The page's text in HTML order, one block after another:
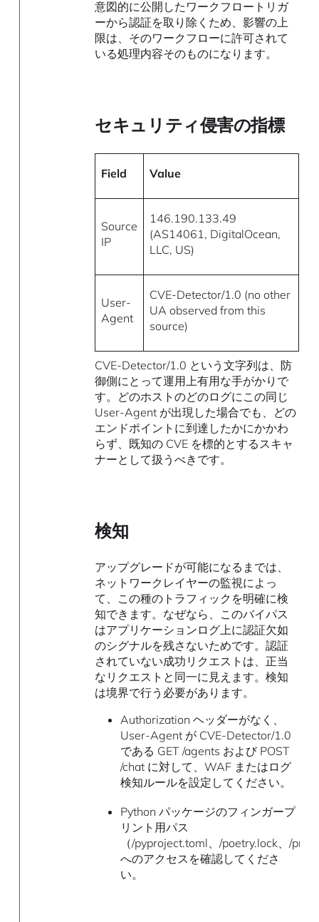
意図的に公開したワークフロートリガ
ーから認証を取り除くため、影響の上
限は、そのワークフローに許可されて
いる処理内容そのものになります。
セキュリティ侵害の指標
Field Value
Source
IP
146.190.133.49
(AS14061, DigitalOcean,
LLC, US)
User-
Agent
CVE-Detector/1.0 (no other
UA observed from this
source)
CVE-Detector/1.0 という文字列は、防
御側にとって運用上有用な手がかりで
す。どのホストのどのログにこの同じ
User-Agent が出現した場合でも、どの
エンドポイントに到達したかにかかわ
らず、既知の CVE を標的とするスキャ
ナーとして扱うべきです。
検知
アップグレードが可能になるまでは、
ネットワークレイヤーの監視によっ
て、この種のトラフィックを明確に検
知できます。なぜなら、このバイパス
はアプリケーションログ上に認証欠如
のシグナルを残さないためです。認証
されていない成功リクエストは、正当
なリクエストと同一に見えます。検知
は境界で行う必要があります。
Authorization ヘッダーがなく、
User-Agent が CVE-Detector/1.0
である GET /agents および POST
/chat に対して、WAF またはログ
検知ルールを設定してください。
Python パッケージのフィンガープ
リント用パス
（/pyproject.toml、/poetry.lock、/
へのアクセスを確認してくださ
い。